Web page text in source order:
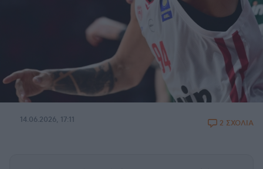
14.06.2026, 17:11 2 ΣΧΟΛΙΑ